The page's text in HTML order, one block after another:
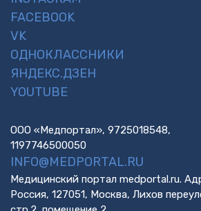
FACEBOOK
VK
ОДНОКЛАССНИКИ
ЯНДЕКС.ДЗЕН
YOUTUBE
ООО «Медпортал», 9725018548,
1197746500050
INFO@MEDPORTAL.RU
Медицинский портал medportal.ru.
Россия, 127051, Москва, Лихов